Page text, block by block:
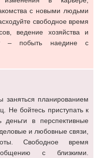
с новыми людьми
свободное время
ведение хозяйства и
– побыть наедине с
заняться планированием
Не бойтесь приступать к
деньги в перспективные
и любовные связи,
Свободное время
с близкими.